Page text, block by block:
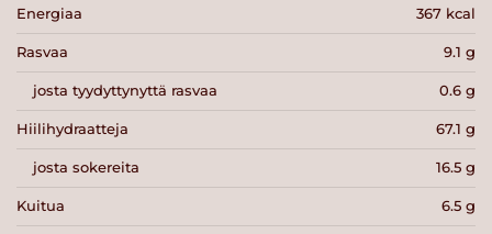
Energiaa 367 kcal
Rasvaa 9.1 g
josta tyydyttynyttä rasvaa 0.6 g
Hiilihydraatteja 67.1 g
josta sokereita 16.5 g
Kuitua 6.5 g